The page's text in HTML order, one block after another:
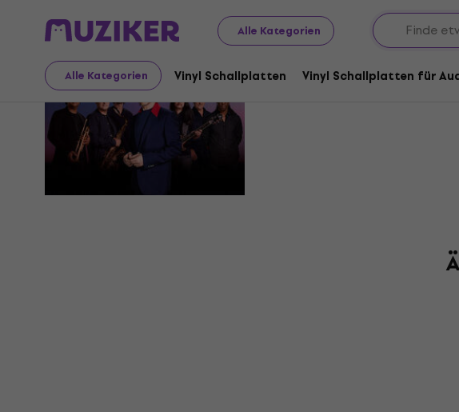
Alle Kategorien
Alle Kategorien Vinyl Schallplatten Vinyl Schallplatten für
Red Red